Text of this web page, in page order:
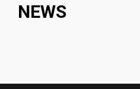
NEWS